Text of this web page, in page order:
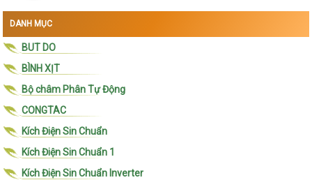
DANH MỤC
BUT DO
BÌNH XỊT
Bộ châm Phân Tự Động
CONGTAC
Kích Điện Sin Chuẩn
Kích Điện Sin Chuẩn 1
Kích Điện Sin Chuẩn Inverter